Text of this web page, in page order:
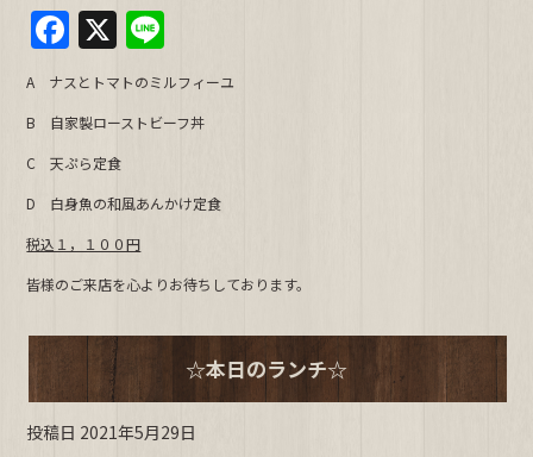
F
a
c
e
b
o
o
k
X
n
e
A ナスとトマトのミルフィーユ
B 自家製ローストビーフ丼
C 天ぷら定食
D 白身魚の和風あんかけ定食
税込１，１００円
皆様のご来店を心よりお待ちしております。
☆本日のランチ☆
投稿日 2021年5月29日